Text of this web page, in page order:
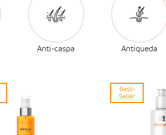
Anti-caspa Antiqueda
Best-
Seller